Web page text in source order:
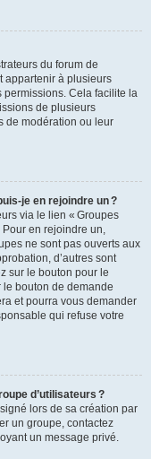
du forum de
appartenir à plusieurs
permissions. Cela facilite la
de plusieurs
de modération ou leur
je en rejoindre un ?
via le lien « Groupes
Pour en rejoindre un,
ne sont pas ouverts aux
d’autres sont
sur le bouton pour le
le bouton de demande
et pourra vous demander
qui refuse votre
d’utilisateurs ?
lors de sa création par
un groupe, contactez
un message privé.